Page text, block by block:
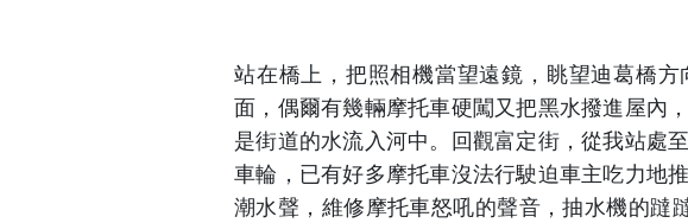
站在橋上，把照相機當望遠鏡，眺望迪葛橋
面，偶爾有幾輛摩托車硬闖又把黑水撥進屋內
是街道的水流入河中。回觀富定街，從我站處
車輪，已有好多摩托車沒法行駛迫車主吃力地
潮水聲，維修摩托車怒吼的聲音，抽水機的